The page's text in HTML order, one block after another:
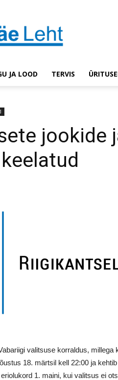
JA LOOD TERVIS
jookide
valitsuse korraldus,
18. märtsil kell 22:00 ja
1. maini, kui valitsus ei